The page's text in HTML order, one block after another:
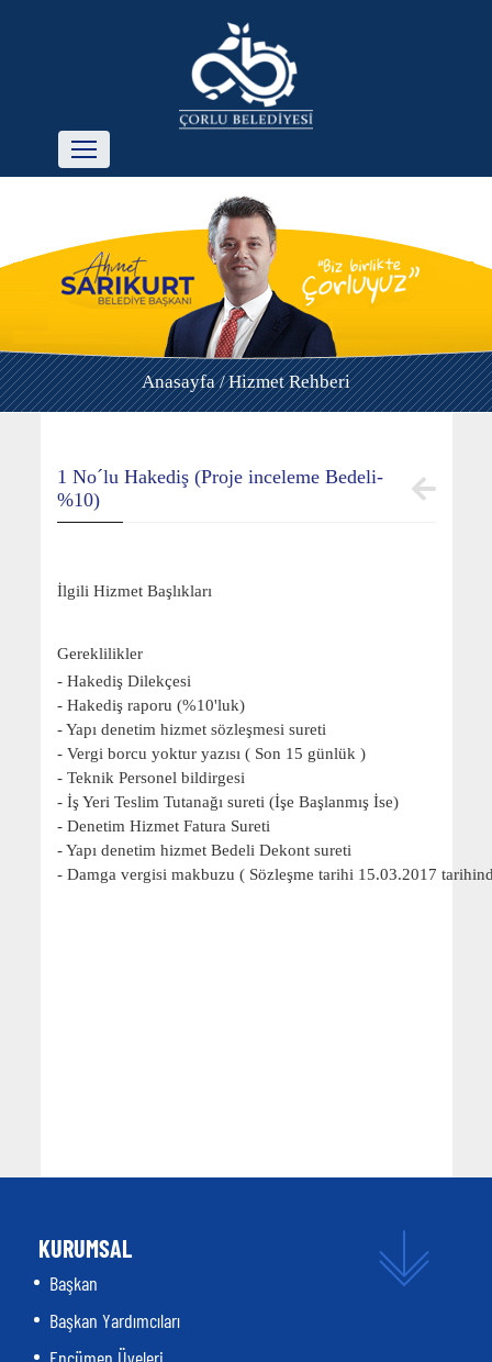
Anasayfa /Hizmet Rehberi
1 No´lu Hakediş (Proje inceleme Bedeli-
%10)
İlgili Hizmet Başlıkları
Gereklilikler
- Hakediş Dilekçesi
- Hakediş raporu (%10'luk)
- Yapı denetim hizmet sözleşmesi sureti
- Vergi borcu yoktur yazısı ( Son 15 günlük )
- Teknik Personel bildirgesi
- İş Yeri Teslim Tutanağı sureti (İşe Başlanmış İse)
- Denetim Hizmet Fatura Sureti
- Yapı denetim hizmet Bedeli Dekont sureti
- Damga vergisi makbuzu ( Sözleşme tarihi 15.03.2017
KURUMSAL
Başkan
Başkan Yardımcıları